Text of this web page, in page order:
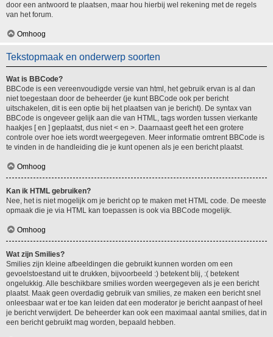
door een antwoord te plaatsen, maar hou hierbij wel rekening met de regels
van het forum.
Omhoog
Tekstopmaak en onderwerp soorten
Wat is BBCode?
BBCode is een vereenvoudigde versie van html, het gebruik ervan is al dan
niet toegestaan door de beheerder (je kunt BBCode ook per bericht
uitschakelen, dit is een optie bij het plaatsen van je bericht). De syntax van
BBCode is ongeveer gelijk aan die van HTML, tags worden tussen vierkante
haakjes [ en ] geplaatst, dus niet < en >. Daarnaast geeft het een grotere
controle over hoe iets wordt weergegeven. Meer informatie omtrent BBCode is
te vinden in de handleiding die je kunt openen als je een bericht plaatst.
Omhoog
Kan ik HTML gebruiken?
Nee, het is niet mogelijk om je bericht op te maken met HTML code. De meeste
opmaak die je via HTML kan toepassen is ook via BBCode mogelijk.
Omhoog
Wat zijn Smilies?
Smilies zijn kleine afbeeldingen die gebruikt kunnen worden om een
gevoelstoestand uit te drukken, bijvoorbeeld :) betekent blij, :( betekent
ongelukkig. Alle beschikbare smilies worden weergegeven als je een bericht
plaatst. Maak geen overdadig gebruik van smilies, ze maken een bericht snel
onleesbaar wat er toe kan leiden dat een moderator je bericht aanpast of heel
je bericht verwijdert. De beheerder kan ook een maximaal aantal smilies, dat in
een bericht gebruikt mag worden, bepaald hebben.